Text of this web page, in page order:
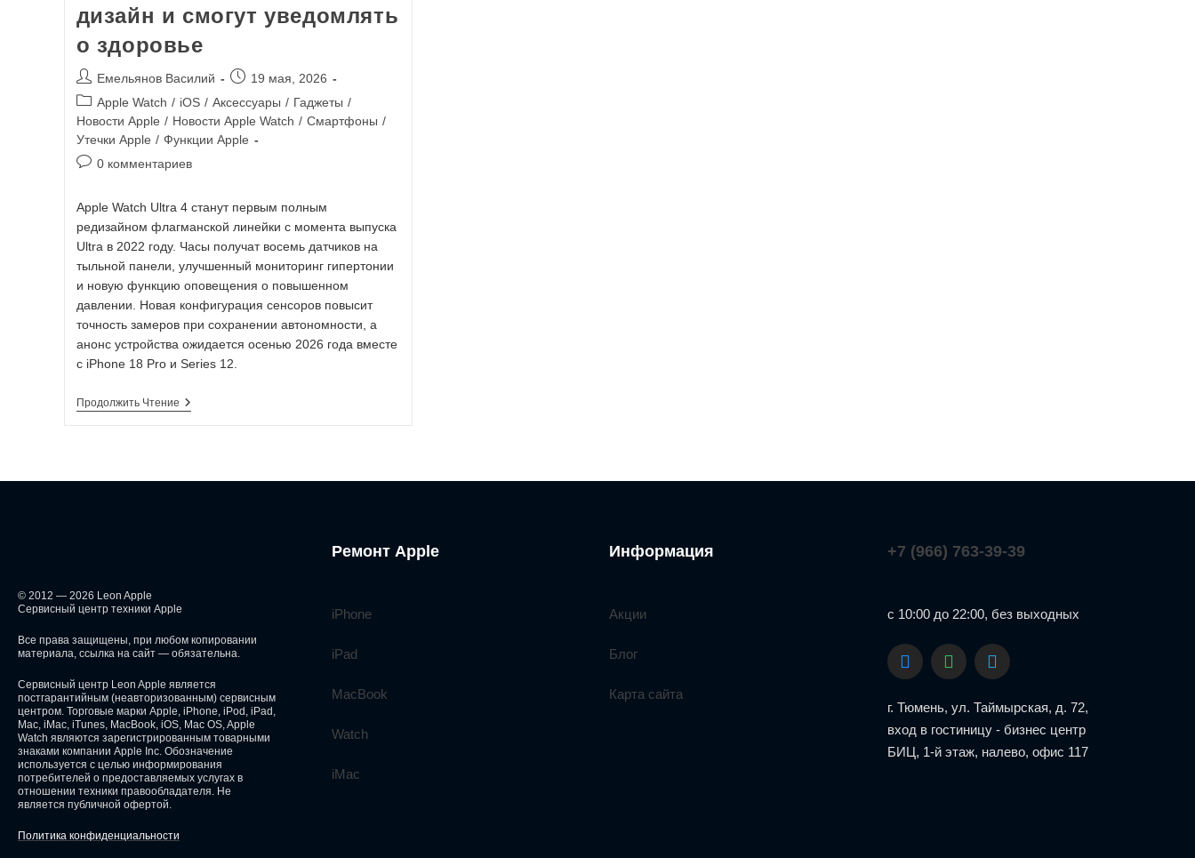
дизайн и смогут уведомлять
о здоровье
Емельянов Василий
19 мая, 2026
Apple Watch / iOS / Аксессуары / Гаджеты /
Новости Apple / Новости Apple Watch / Смартфоны /
Утечки Apple / Функции Apple
0 комментариев
Apple Watch Ultra 4 станут первым полным
редизайном флагманской линейки с момента выпуска
Ultra в 2022 году. Часы получат восемь датчиков на
тыльной панели, улучшенный мониторинг гипертонии
и новую функцию оповещения о повышенном
давлении. Новая конфигурация сенсоров повысит
точность замеров при сохранении автономности, а
анонс устройства ожидается осенью 2026 года вместе
с iPhone 18 Pro и Series 12.
Продолжить Чтение
© 2012 — 2026 Leon Apple
Сервисный центр техники Apple
Все права защищены, при любом копировании
материала, ссылка на сайт — обязательна.
Сервисный центр Leon Apple является
постгарантийным (неавторизованным) сервисным
центром. Торговые марки Apple, iPhone, iPod, iPad,
Mac, iMac, iTunes, MacBook, iOS, Mac OS, Apple
Watch являются зарегистрированным товарными
знаками компании Apple Inc. Обозначение
используется с целью информирования
потребителей о предоставляемых услугах в
отношении техники правообладателя. Не
является публичной офертой.
Политика конфиденциальности
Ремонт Apple
iPhone
iPad
MacBook
Watch
iMac
Информация
Акции
Блог
Карта сайта
+7 (966) 763-39-39
с 10:00 до 22:00, без выходных
г. Тюмень, ул. Таймырская, д. 72,
вход в гостиницу - бизнес центр
БИЦ, 1-й этаж, налево, офис 117